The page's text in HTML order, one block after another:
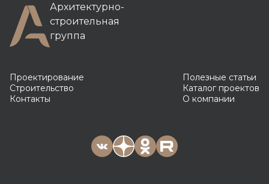
Архитектурно-
строительная
группа
Проектирование
Строительство
Контакты
Полезные статьи
Каталог проектов
О компании